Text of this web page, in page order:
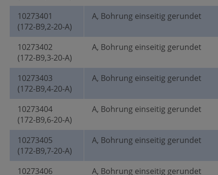
10273401
(172-B9,2-20-A)
A, Bohrung einseitig gerundet
10273402
(172-B9,3-20-A)
A, Bohrung einseitig gerundet
10273403
(172-B9,4-20-A)
A, Bohrung einseitig gerundet
10273404
(172-B9,6-20-A)
A, Bohrung einseitig gerundet
10273405
(172-B9,7-20-A)
A, Bohrung einseitig gerundet
10273406
A, Bohrung einseitig gerundet